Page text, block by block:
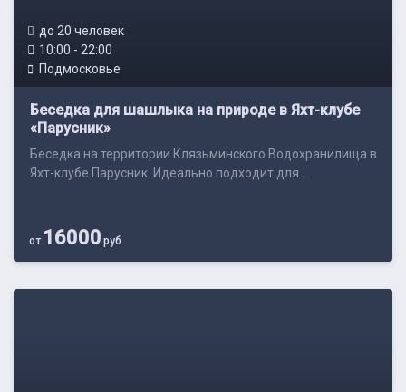
до 20 человек
10:00 - 22:00
Подмосковье
Беседка для шашлыка на природе в Яхт-клубе
«Парусник»
Беседка на территории Клязьминского Водохранилища в
Яхт-клубе Парусник. Идеально подходит для ...
от 16000 руб